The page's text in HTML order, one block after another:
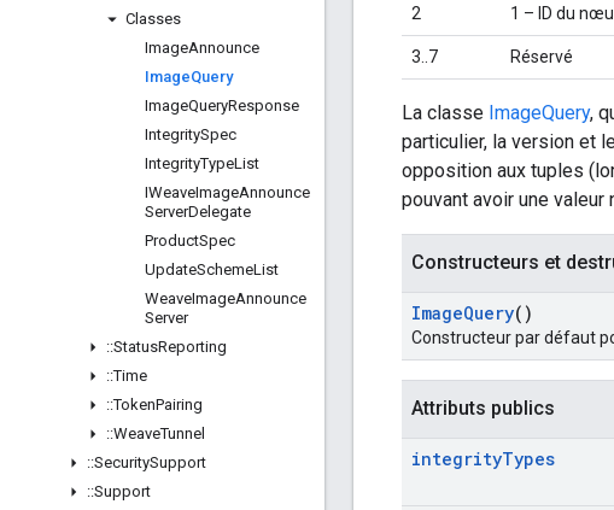
Classes
ImageAnnounce
ImageQuery
ImageQueryResponse
IntegritySpec
IntegrityTypeList
IWeaveImageAnnounce
ServerDelegate
ProductSpec
UpdateSchemeList
WeaveImageAnnounce
Server
::StatusReporting
::Time
::TokenPairing
::WeaveTunnel
::SecuritySupport
::Support
2 1 – ID du
3..7 Réservé
La classe ImageQuery,
particulier, la version et
opposition aux tuples
pouvant avoir une
Constructeurs et
ImageQuery()
Constructeur par défaut
Attributs publics
integrityTypes